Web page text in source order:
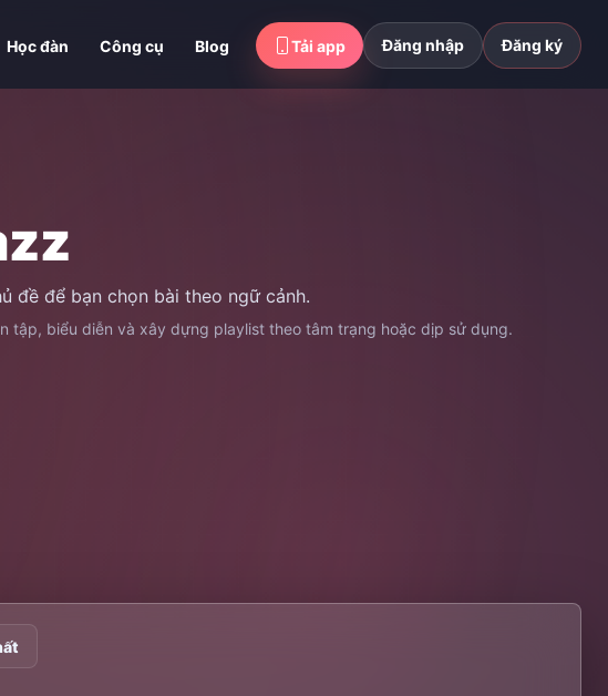
Học đàn Công cụ Blog Tải app Đăng nhập Đăng ký
đề để bạn chọn bài theo ngữ cảnh.
tập, biểu diễn và xây dựng playlist theo tâm trạng hoặc dịp sử dụng.